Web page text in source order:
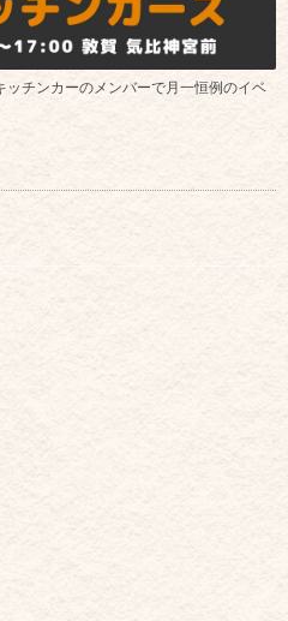
チンカーのメンバーで月一恒例のイベ